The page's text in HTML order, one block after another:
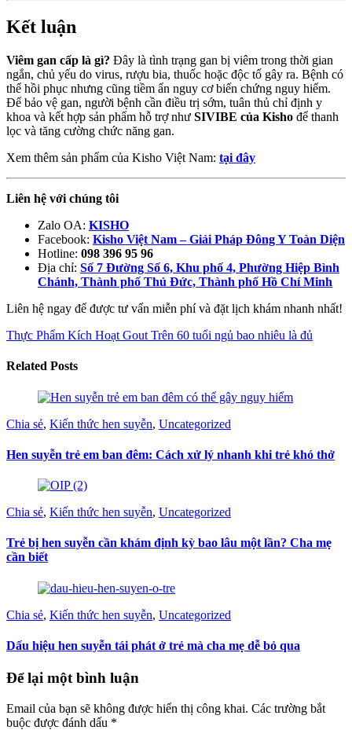
Kết luận
Viêm gan cấp là gì? Đây là tình trạng gan bị viêm trong thời gian
ngắn, chủ yếu do virus, rượu bia, thuốc hoặc độc tố gây ra. Bệnh có
thể hồi phục nhưng cũng tiềm ẩn nguy cơ biến chứng nguy hiểm.
Để bảo vệ gan, người bệnh cần điều trị sớm, tuân thủ chỉ định y
khoa và kết hợp sản phẩm hỗ trợ như SIVIBE của Kisho để thanh
lọc và tăng cường chức năng gan.
Xem thêm sản phẩm của Kisho Việt Nam: tại đây
Liên hệ với chúng tôi
Zalo OA: KISHO
Facebook: Kisho Việt Nam – Giải Pháp Đông Y Toàn Diện
Hotline: 098 396 95 96
Địa chỉ: Số 7 Đường Số 6, Khu phố 4, Phường Hiệp Bình
Chánh, Thành phố Thủ Đức, Thành phố Hồ Chí Minh
Liên hệ ngay để được tư vấn miễn phí và đặt lịch khám nhanh nhất!
Thực Phẩm Kích Hoạt Gout Trên 60 tuổi ngủ bao nhiêu là đủ
Related Posts
Chia sẻ, Kiến thức hen suyễn, Uncategorized
Hen suyễn trẻ em ban đêm: Cách xử lý nhanh khi trẻ khó thở
Chia sẻ, Kiến thức hen suyễn, Uncategorized
Trẻ bị hen suyễn cần khám định kỳ bao lâu một lần? Cha mẹ
cần biết
Chia sẻ, Kiến thức hen suyễn, Uncategorized
Dấu hiệu hen suyễn tái phát ở trẻ mà cha mẹ dễ bỏ qua
Để lại một bình luận
Email của bạn sẽ không được hiển thị công khai. Các trường bắt
buộc được đánh dấu *